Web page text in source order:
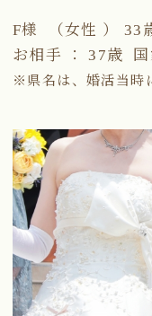
F様 （女性 ） 33
お相手 ： 37歳
※県名は、婚活当時